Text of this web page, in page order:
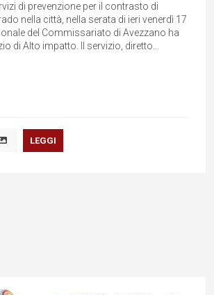
di prevenzione per il contrasto di
nella città, nella serata di ieri venerdì 17
del Commissariato di Avezzano ha
di Alto impatto. Il servizio, diretto...
LEGGI